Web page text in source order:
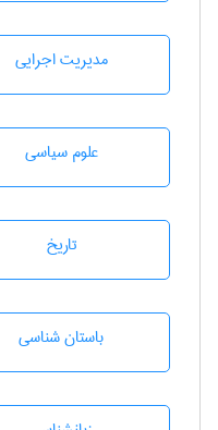
مديريت اجرايی
علوم سياسی
تاريخ
باستان شناسی